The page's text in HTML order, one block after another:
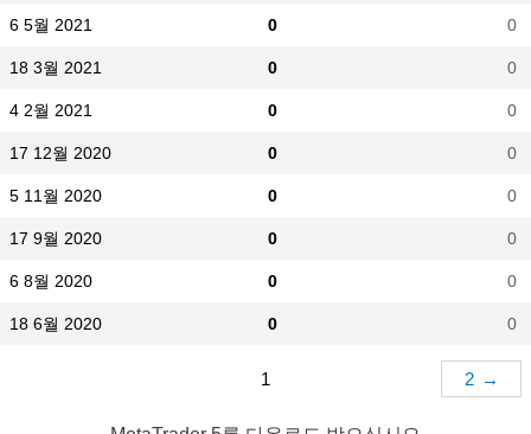
6 5월 2021 0 0
18 3월 2021 0 0
4 2월 2021 0 0
17 12월 2020 0 0
5 11월 2020 0 0
17 9월 2020 0 0
6 8월 2020 0 0
18 6월 2020 0 0
1 2 →